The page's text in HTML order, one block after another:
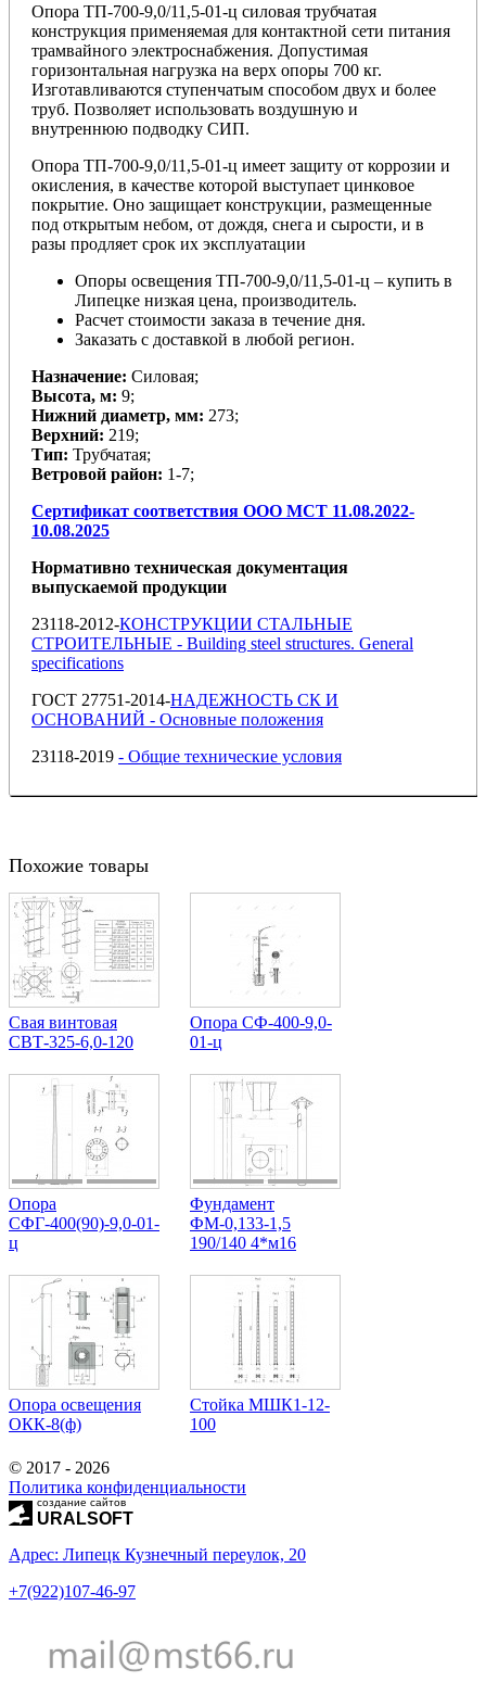
Опора ТП-700-9,0/11,5-01-ц силовая трубчатая
конструкция применяемая для контактной сети питания
трамвайного электроснабжения. Допустимая
горизонтальная нагрузка на верх опоры 700 кг.
Изготавливаются ступенчатым способом двух и более
труб. Позволяет использовать воздушную и
внутреннюю подводку СИП.
Опора ТП-700-9,0/11,5-01-ц имеет защиту от коррозии и
окисления, в качестве которой выступает цинковое
покрытие. Оно защищает конструкции, размещенные
под открытым небом, от дождя, снега и сырости, и в
разы продляет срок их эксплуатации
Опоры освещения ТП-700-9,0/11,5-01-ц – купить в
Липецке низкая цена, производитель.
Расчет стоимости заказа в течение дня.
Заказать с доставкой в любой регион.
Назначение: Силовая;
Высота, м: 9;
Нижний диаметр, мм: 273;
Верхний: 219;
Тип: Трубчатая;
Ветровой район: 1-7;
Сертификат соответствия ООО МСТ 11.08.2022-
10.08.2025
Нормативно техническая документация
выпускаемой продукции
23118-2012-КОНСТРУКЦИИ СТАЛЬНЫЕ
СТРОИТЕЛЬНЫЕ - Building steel structures. General
specifications
ГОСТ 27751-2014-НАДЕЖНОСТЬ СК И
ОСНОВАНИЙ - Основные положения
23118-2019 - Общие технические условия
Похожие товары
Свая винтовая
СВТ-325-6,0-120
Опора СФ-400-9,0-
01-ц
Опора
СФГ-400(90)-9,0-01-
ц
Фундамент
ФМ-0,133-1,5
190/140 4*м16
Опора освещения
ОКК-8(ф)
Стойка МШК1-12-
100
© 2017 - 2026
Политика конфиденциальности
создание сайтов
URALSOFT
Адрес: Липецк Кузнечный переулок, 20
+7(922)107-46-97